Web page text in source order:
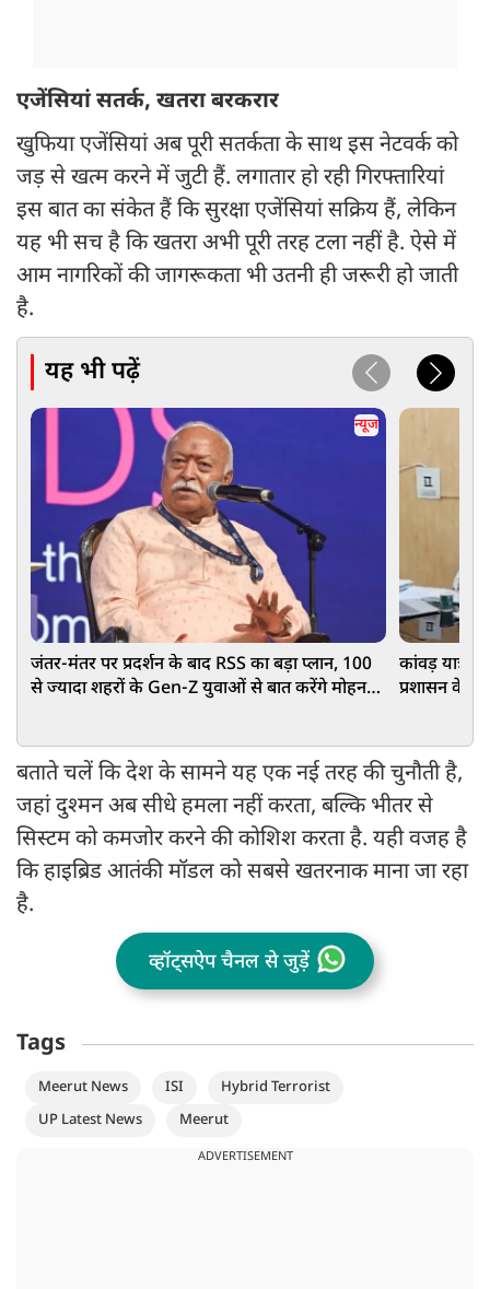
एजेंसियां सतर्क, खतरा बरकरार
खुफिया एजेंसियां अब पूरी सतर्कता के साथ इस नेटवर्क को
जड़ से खत्म करने में जुटी हैं. लगातार हो रही गिरफ्तारियां
इस बात का संकेत हैं कि सुरक्षा एजेंसियां सक्रिय हैं, लेकिन
यह भी सच है कि खतरा अभी पूरी तरह टला नहीं है. ऐसे में
आम नागरिकों की जागरूकता भी उतनी ही जरूरी हो जाती
है.
यह भी पढ़ें
न्यूज
जंतर-मंतर पर प्रदर्शन के बाद RSS का बड़ा प्लान, 100
से ज्यादा शहरों के Gen-Z युवाओं से बात करेंगे मोहन
कांवड़ यात्रा
प्रशासन के
बताते चलें कि देश के सामने यह एक नई तरह की चुनौती है,
जहां दुश्मन अब सीधे हमला नहीं करता, बल्कि भीतर से
सिस्टम को कमजोर करने की कोशिश करता है. यही वजह है
कि हाइब्रिड आतंकी मॉडल को सबसे खतरनाक माना जा रहा
है.
व्हॉट्सऐप चैनल से जुड़ें
Tags
Meerut News ISI
Hybrid Terrorist
UP Latest News
Meerut
ADVERTISEMENT